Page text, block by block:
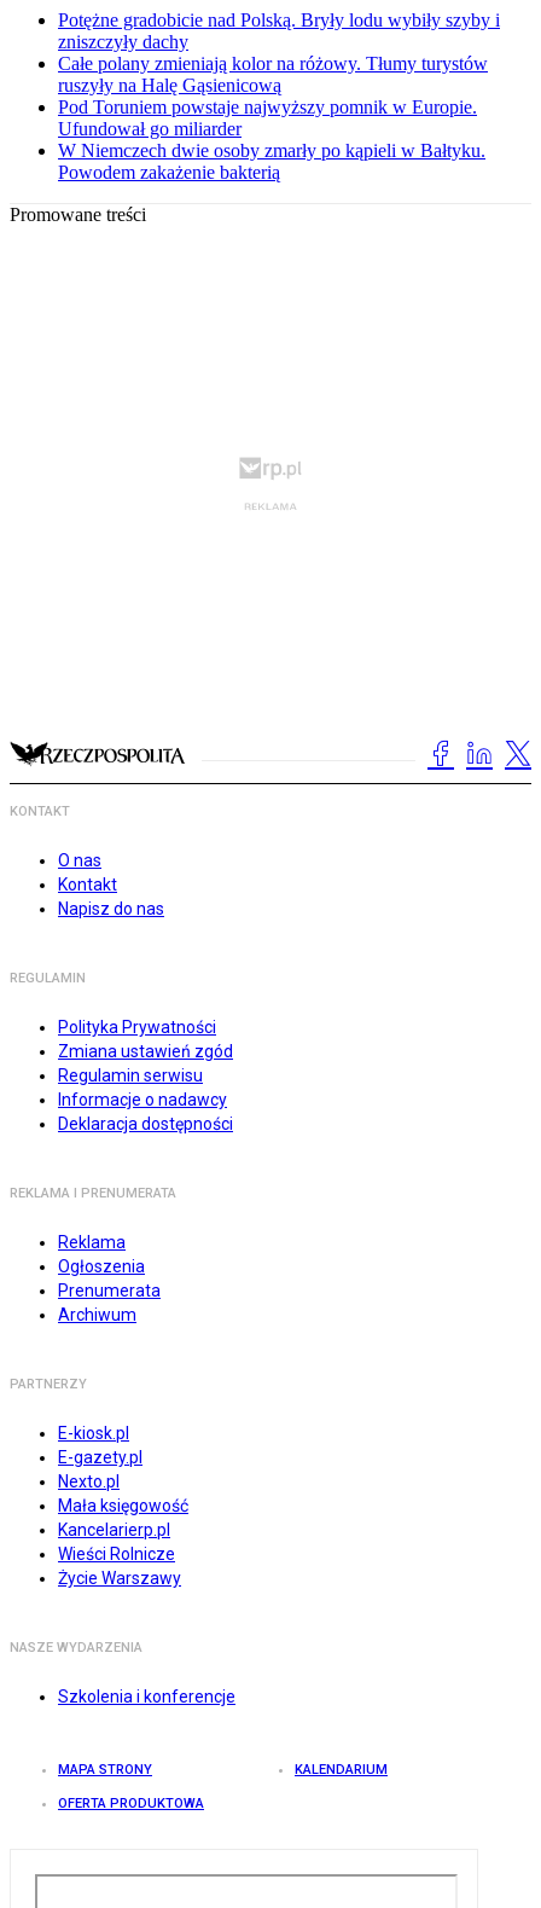
Potężne gradobicie nad Polską. Bryły lodu wybiły szyby i
zniszczyły dachy
Całe polany zmieniają kolor na różowy. Tłumy turystów
ruszyły na Halę Gąsienicową
Pod Toruniem powstaje najwyższy pomnik w Europie.
Ufundował go miliarder
W Niemczech dwie osoby zmarły po kąpieli w Bałtyku.
Powodem zakażenie bakterią
Promowane treści
KONTAKT
O nas
Kontakt
Napisz do nas
REGULAMIN
Polityka Prywatności
Zmiana ustawień zgód
Regulamin serwisu
Informacje o nadawcy
Deklaracja dostępności
REKLAMA I PRENUMERATA
Reklama
Ogłoszenia
Prenumerata
Archiwum
PARTNERZY
E-kiosk.pl
E-gazety.pl
Nexto.pl
Mała księgowość
Kancelarierp.pl
Wieści Rolnicze
Życie Warszawy
NASZE WYDARZENIA
Szkolenia i konferencje
MAPA STRONY KALENDARIUM
OFERTA PRODUKTOWA